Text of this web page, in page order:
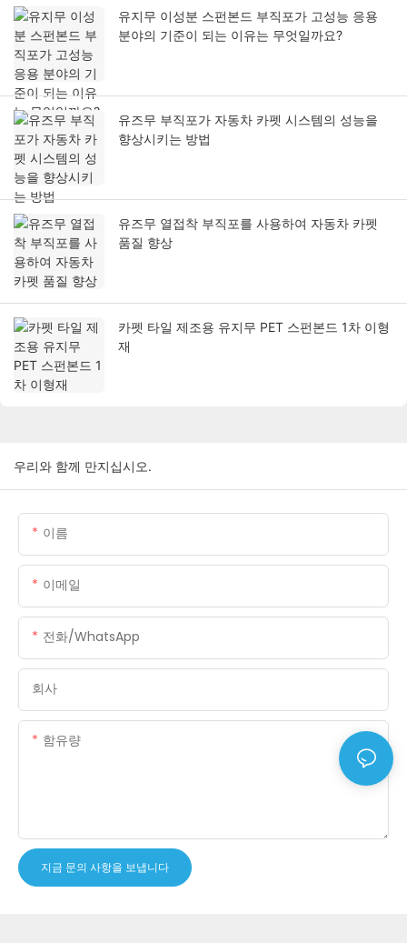
유지무 이성분 스펀본드 부직포가 고성능 응용
분야의 기준이 되는 이유는 무엇일까요?
유즈무 부직포가 자동차 카펫 시스템의 성능을
향상시키는 방법
유즈무 열접착 부직포를 사용하여 자동차 카펫
품질 향상
카펫 타일 제조용 유지무 PET 스펀본드 1차 이형
재
우리와 함께 만지십시오.
이름
이메일
전화/WhatsApp
회사
함유량
지금 문의 사항을 보냅니다